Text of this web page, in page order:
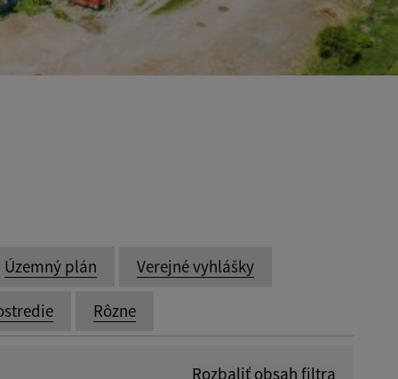
Územný plán Verejné vyhlášky
Rôzne
Rozbaliť obsah filtra